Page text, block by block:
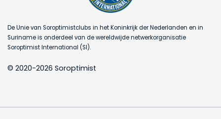
De Unie van Soroptimistclubs in het Koninkrijk der Nederlanden en in
Suriname is onderdeel van de wereldwijde netwerkorganisatie
Soroptimist International (SI).
© 2020-2026 Soroptimist